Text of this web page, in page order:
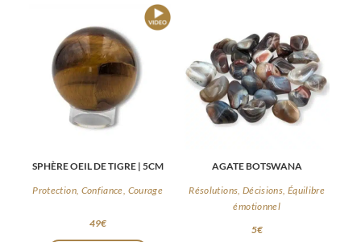
plusieurs
options
sur
la
SPHÈRE OEIL DE TIGRE | 5CM
Protection, Confiance, Courage
49€
AGATE BOTSWANA
Résolutions, Décisions, Équilibre
émotionnel
5€